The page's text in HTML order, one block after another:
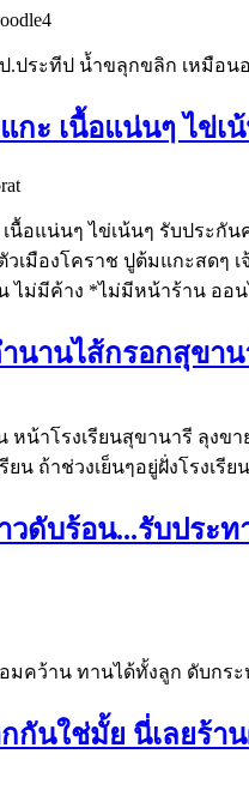
ป.ประทีป น้ำขลุกขลิก เหมือน
กะ เนื้อแน่นๆ ไข่
เนื้อแน่นๆ ไข่เน้นๆ รับประกั
วเมืองโคราช ปูต้มแกะสดๆ
ไม่มีค้าง *ไม่มีหน้าร้าน ออน
นานไส้กรอกสุขาน
หน้าโรงเรียนสุขานารี ลุงขา
ยน ถ้าช่วงเย็นๆอยู่ฝั่งโรงเรี
วดับร้อน...รับประ
มคว้าน ทานได้ทั้งลูก ดับกร
กกันใช่มั้ย นี่เลยร้า